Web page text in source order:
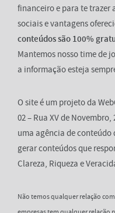
financeiro e para te trazer
sociais e vantagens
conteúdos são 100%
Mantemos nosso time de
a informação esteja
O site é um projeto da
02 – Rua XV de
uma agência de
gerar conteúdos que
Clareza, Riqueza e
Não temos qualquer relação